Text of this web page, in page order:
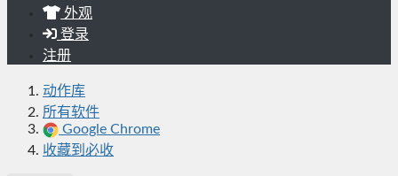
外观
登录
注册
动作库
所有软件
Google Chrome
收藏到必收